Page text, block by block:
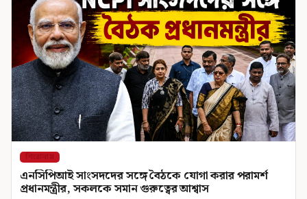
শিরোনাম
এনসিপিআই সাংসদদের সঙ্গে বৈঠকে যোগা করার পরামর্শ
প্রধানমন্ত্রীর, সকলকে সমান গুরুত্বের আশ্বাস